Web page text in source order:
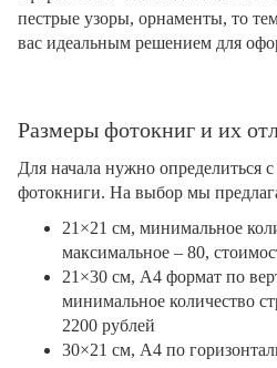
пестрые узоры, орнаменты, то
вас идеальным решением для
Размеры фотокниг и их
Для начала нужно определиться
фотокниги. На выбор мы
21×21 см, минимальное
максимальное – 80,
21×30 см, А4 формат по
минимальное количество
2200 рублей
30×21 см, А4 по